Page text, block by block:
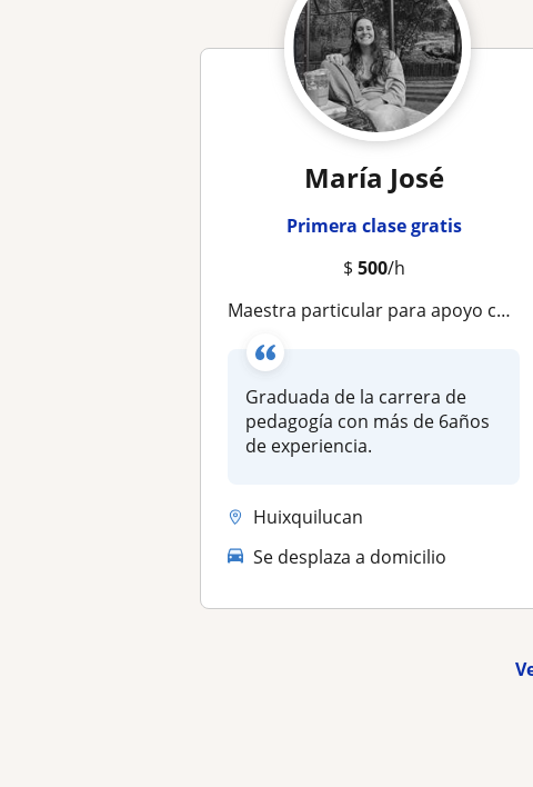
María José
Primera clase gratis
$ 500/h
Maestra particular para apoyo con el refuerzo de lo trabajado en el colegio
Graduada de la carrera de
pedagogía con más de 6años
de experiencia.
Huixquilucan
Se desplaza a domicilio